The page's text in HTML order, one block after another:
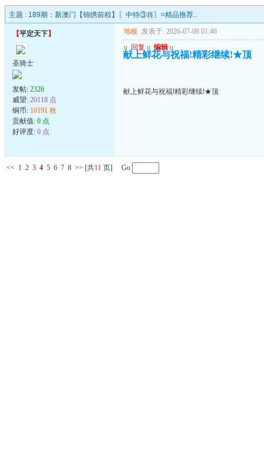
主题 : 189期：新澳门【锦绣前程】〖中特③肖〗≈精品推荐..
【平定天下】
圣骑士
发帖: 2326
威望: 20118 点
铜币: 10191 枚
贡献值: 0 点
好评度: 0 点
地板 发表于: 2026-07-08 01:46
u 回复 u 编辑 u
献上鲜花与祝福!精彩继续!★顶
献上鲜花与祝福!精彩继续!★顶
<< 1 2 3 4 5 6 7 8 >> [共11 页] Go